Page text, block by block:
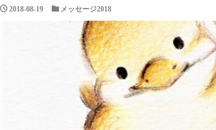
2018-08-19 メッセージ2018